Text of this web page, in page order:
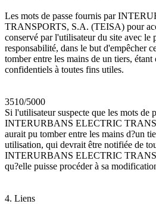
Les mots de passe fournis par
TRANSPORTS, S.A. (TEISA) pour
conservé par l'utilisateur du site avec le
responsabilité, dans le but d'empêcher
tomber entre les mains de un tiers, étant
confidentiels à toutes fins utiles.
3510/5000
Si l'utilisateur suspecte que les mots de
INTERURBANS ELECTRIC
aurait pu tomber entre les mains d?un
utilisation, qui devrait être notifiée de
INTERURBANS ELECTRIC
qu?elle puisse procéder à sa
4. Liens